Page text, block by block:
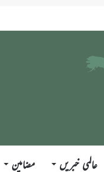
عالمی خبریں مضامین